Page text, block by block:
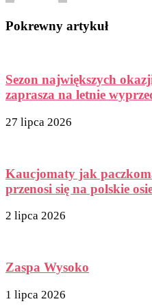
Pokrewny artykuł
Sezon największych
zaprasza na letnie
27 lipca 2026
Kaucjomaty jak
przenosi się na polskie
2 lipca 2026
Zaspa Wysoko
1 lipca 2026